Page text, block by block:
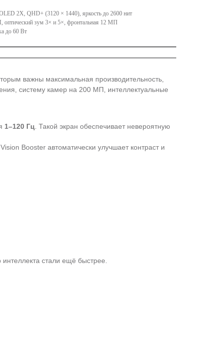
2X, QHD+ (3120 × 1440), яркость до 2600 нит
зум 3× и 5×, фронтальная 12 МП
до 60 Вт
важны максимальная производительность,
систему камер на 200 МП, интеллектуальные
1–120 Гц. Такой экран обеспечивает невероятную
Booster автоматически улучшает контраст и
интеллекта стали ещё быстрее.